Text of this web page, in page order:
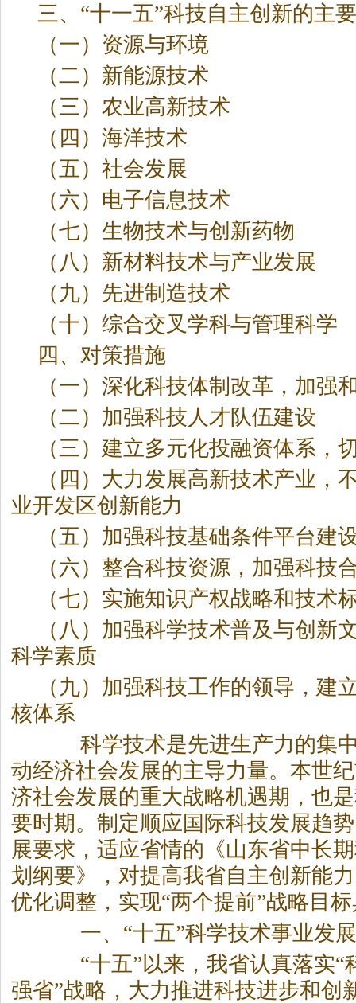
三、“十一五”科技自主创新的主
（一）资源与环境
（二）新能源技术
（三）农业高新技术
（四）海洋技术
（五）社会发展
（六）电子信息技术
（七）生物技术与创新药物
（八）新材料技术与产业发展
（九）先进制造技术
（十）综合交叉学科与管理科学
四、对策措施
（一）深化科技体制改革，加强
（二）加强科技人才队伍建设
（三）建立多元化投融资体系，
（四）大力发展高新技术产业，
业开发区创新能力
（五）加强科技基础条件平台建
（六）整合科技资源，加强科技
（七）实施知识产权战略和技术
（八）加强科学技术普及与创新
科学素质
（九）加强科技工作的领导，建
核体系
科学技术是先进生产力的集中
动经济社会发展的主导力量。本世
济社会发展的重大战略机遇期，也
要时期。制定顺应国际科技发展趋
展要求，适应省情的《山东省中长
划纲要》，对提高我省自主创新能
优化调整，实现“两个提前”战略目
一、“十五”科学技术事业发
“十五”以来，我省认真落实“
强省”战略，大力推进科技进步和创